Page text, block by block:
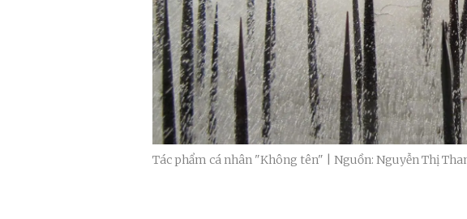
Tác phẩm cá nhân "Không tên" | Nguồn: Nguyễn Thị